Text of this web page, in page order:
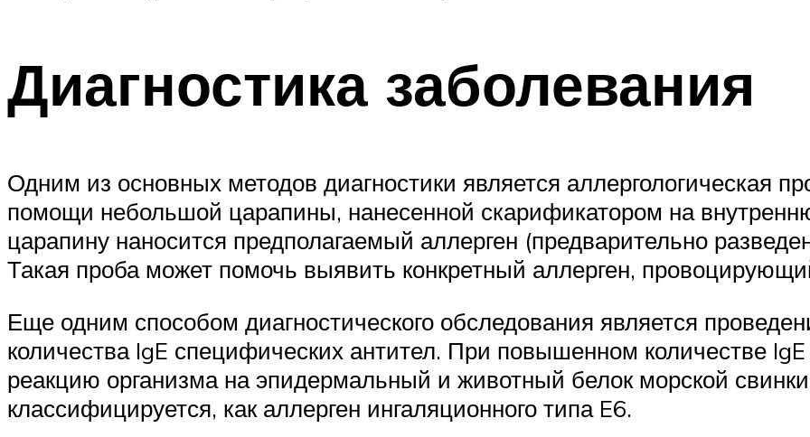
Диагностика заболевания
Одним из основных методов диагностики является аллергологическая
помощи небольшой царапины, нанесенной скарификатором на
царапину наносится предполагаемый аллерген (предварительно
Такая проба может помочь выявить конкретный аллерген,
Еще одним способом диагностического обследования является
количества IgE специфических антител. При повышенном количестве
реакцию организма на эпидермальный и животный белок морской
классифицируется, как аллерген ингаляционного типа E6.